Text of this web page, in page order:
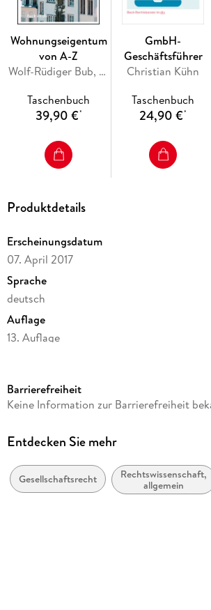
Wohnungseigentum
von A-Z
Wolf-Rüdiger Bub, Marco J. Schwarz, Franziska Bordt
Taschenbuch
39,90 €*
GmbH-
Geschäftsführer
Christian Kühn
Taschenbuch
24,90 €*
Produktdetails
Erscheinungsdatum
07. April 2017
Sprache
deutsch
Auflage
13. Auflage
Reihe
Autor/Autorin
Wörle-Himmel
Verlag/Hersteller
Barrierefreiheit
Keine Information zur Barrierefreiheit
Entdecken Sie mehr
Gesellschaftsrecht
Rechtswissenschaft,
allgemein